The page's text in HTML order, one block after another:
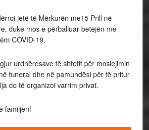
jetë të Mërkurën me15 Prill në
duke mos e përballuar betejën me
COVID-19.
urdhëresave të shtetit për moslejimin
funeral dhe në pamundësi për të pritur
do të organizoi varrim privat.
familjen!